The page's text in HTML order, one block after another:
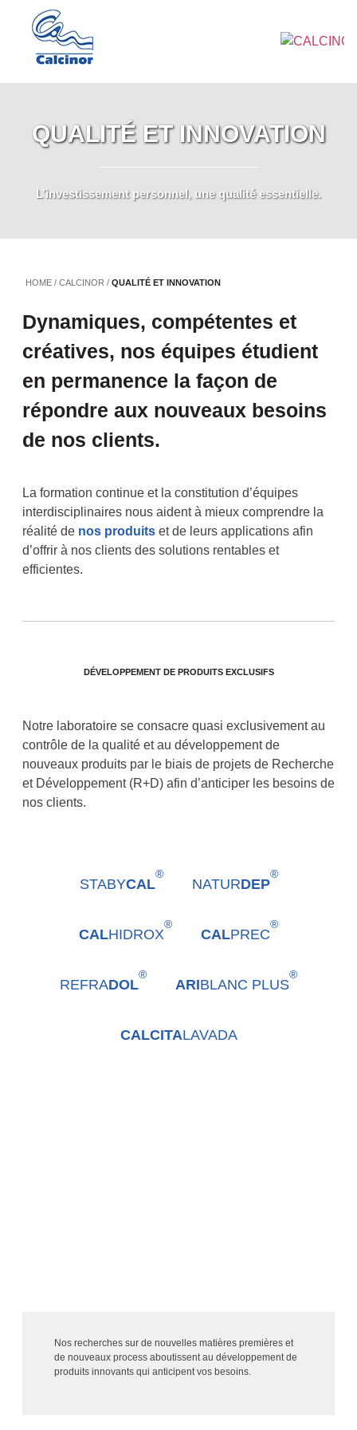
QUALITÉ ET INNOVATION
L’investissement personnel, une qualité essentielle.
HOME/ CALCINOR / QUALITÉ ET INNOVATION
Dynamiques, compétentes et
créatives, nos équipes étudient
en permanence la façon de
répondre aux nouveaux besoins
de nos clients.
La formation continue et la constitution d’équipes
interdisciplinaires nous aident à mieux comprendre la
réalité de nos produitset de leurs applications afin
d’offrir à nos clients des solutions rentables et
efficientes.
DÉVELOPPEMENT DE PRODUITS EXCLUSIFS
Notre laboratoire se consacre quasi exclusivement au
contrôle de la qualité et au développement de
nouveaux produits par le biais de projets de Recherche
et Développement (R+D) afin d’anticiper les besoins de
nos clients.
STABYCAL
®
NATURDEP
®
CALHIDROX
®
CALPREC
®
REFRADOL
®
ARIBLANC PLUS
®
CALCITALAVADA
Nos recherches sur de nouvelles matières premières et
de nouveaux process aboutissent au développement de
produits innovants qui anticipent vos besoins.